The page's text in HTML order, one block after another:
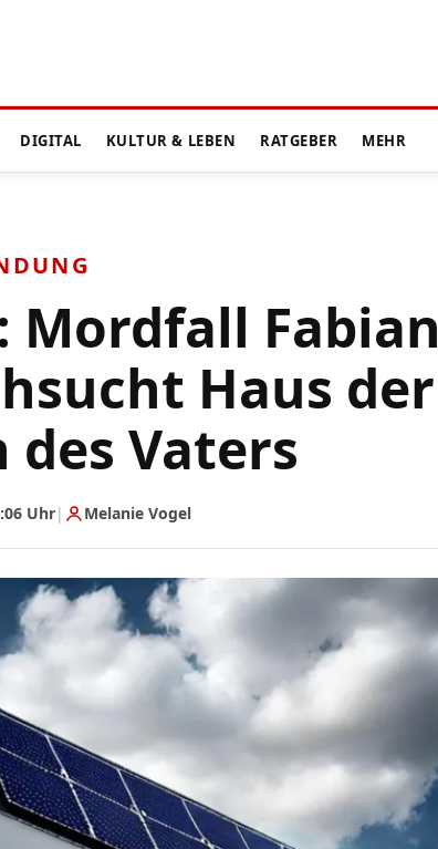
DIGITAL KULTUR & LEBEN RATGEBER MEHR
Mordfall Fabian
Haus der
des Vaters
Uhr| Melanie Vogel